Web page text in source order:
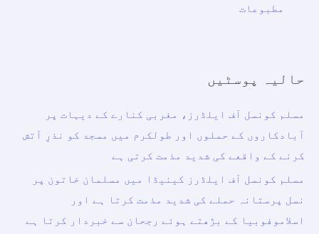
مطبوعات
حالیہ پوسٹیں
مسلم کونسل آف ایلڈرز، مغربی کنارے کے دیہات پر
آبادکاروں کے حملوں اور طولکرم میں مسجد کو نذرِ آتش
کرنے کے واقعے کی شدید مذمت کرتی ہے
مسلم کونسل آف ایلڈرز کینیڈا میں مسلمان خاتون پر
نسل پرستانہ حملے کی شدید مذمت کرتا ہے اور
اسلاموفوبیا کے بڑھتے ہوئے رجحان سے خبردار کرتا ہے